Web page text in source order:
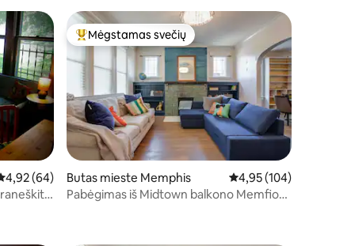
įvertinimas: 4,92 iš 5, atsiliepimų: 64
4,92 (64)
Svečių mėgstamiausias
Mėgstamas svečių
Butas mieste Memphis Vidutinis įvertinimas:
4,95 (104)
Pabėgimas iš Midtown balkono Memfio